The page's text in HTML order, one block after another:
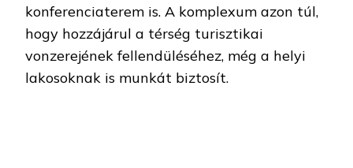
konferenciaterem is. A komplexum azon túl,
hogy hozzájárul a térség turisztikai
vonzerejének fellendüléséhez, még a helyi
lakosoknak is munkát biztosít.